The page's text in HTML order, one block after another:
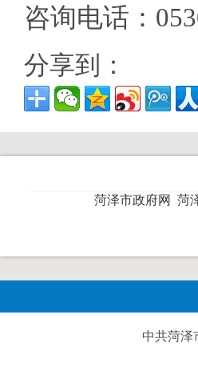
咨询电话：
分享到：
菏泽市政府网 菏
中共菏泽